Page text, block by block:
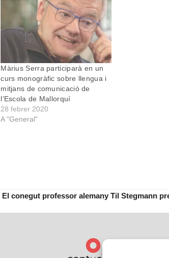
Màrius Serra participarà en un
curs monogràfic sobre llengua i
mitjans de comunicació de
l’Escola de Mallorquí
28 febrer 2020
A "General"
El conegut professor alemany Til Stegmann